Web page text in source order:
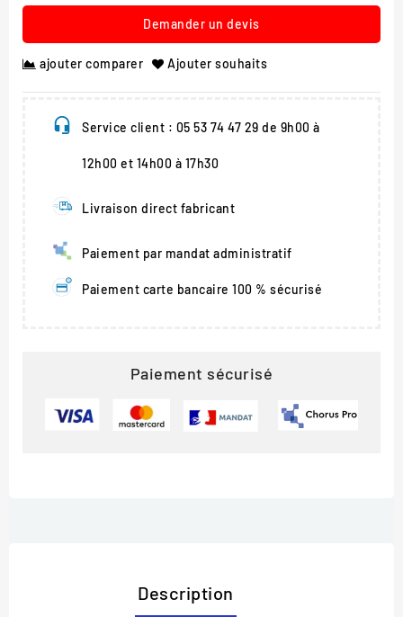
Demander un devis
ajouter comparer Ajouter souhaits
Service client : 05 53 74 47 29 de 9h00 à
12h00 et 14h00 à 17h30
Livraison direct fabricant
Paiement par mandat administratif
Paiement carte bancaire 100 % sécurisé
Paiement sécurisé
Description